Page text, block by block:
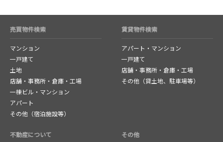
売買物件検索
マンション
一戸建て
土地
店舗・事務所・倉庫・工場
一棟ビル・マンション
アパート
その他（宿泊施設等）
賃貸物件検索
アパート・マンション
一戸建て
店舗・事務所・倉庫・工場
その他（貸土地、駐車場等）
不動産について その他